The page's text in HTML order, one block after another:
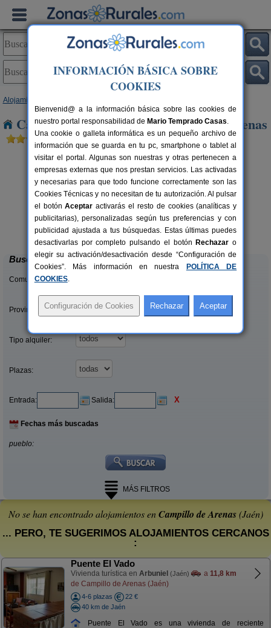
Alojamientos
Casas Rurales cerca de Campillo de Arenas
15-20+7 pers.
desde25 €
Alojamiento Los Valeros
Beas de Segura (Jaén)
Buscar
Comunidades:
Provincias/Islas:
Tipo alquiler:
Plazas:
Entrada: Salida: X
Fechas más buscadas
pueblo:
MÁS FILTROS
No se han encontrado alojamientos enCampillo de Arenas(Jaén)
... PERO, TE SUGERIMOS ALOJAMIENTOS CERCANOS
:
Puente El Vado
Vivienda turística en Arbuniel (Jaén) a 11,8 km
de Campillo de Arenas (Jaén)
4-6 plazas
22 €
40 km de Jaén
Puente El Vado es una vivienda de reciente
INFORMACIÓN BÁSICA SOBRE
COOKIES
Bienvenid@ a la información básica sobre las cookies de
nuestro portal responsabilidad de Mario Temprado Casas.
Una cookie o galleta informática es un pequeño archivo de
información que se guarda en tu pc, smartphone o tablet al
visitar el portal. Algunas son nuestras y otras pertenecen a
empresas externas que nos prestan servicios. Las activadas
y necesarias para que todo funcione correctamente son las
Cookies Técnicas y no necesitan de tu autorización. Al pulsar
el botónAceptar activarás el resto de cookies (analíticas y
publicitarias), personalizadas según tus preferencias y con
publicidad ajustada a tus búsquedas. Estas últimas puedes
desactivarlas por completo pulsando el botón Rechazar o
elegir su activación/desactivación desde “Configuración de
Cookies”. Más información en nuestra
POLÍTICA DE
COOKIES.